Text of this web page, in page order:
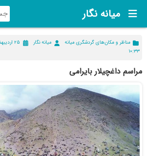
میانه نگار
مناظر و مکان‌های گردشگری میانه میانه نگار
۲۵ اردیبهشت, ۱۳۹۸
۱۰:۳۳
مراسم داغچیلار بایرامی